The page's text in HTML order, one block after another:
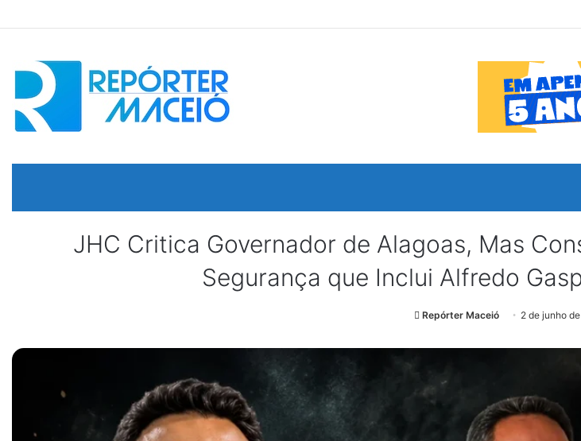
JHC Critica Governador de Alagoas, Mas
Segurança que Inclui Alfredo
Repórter Maceió 2 de junho